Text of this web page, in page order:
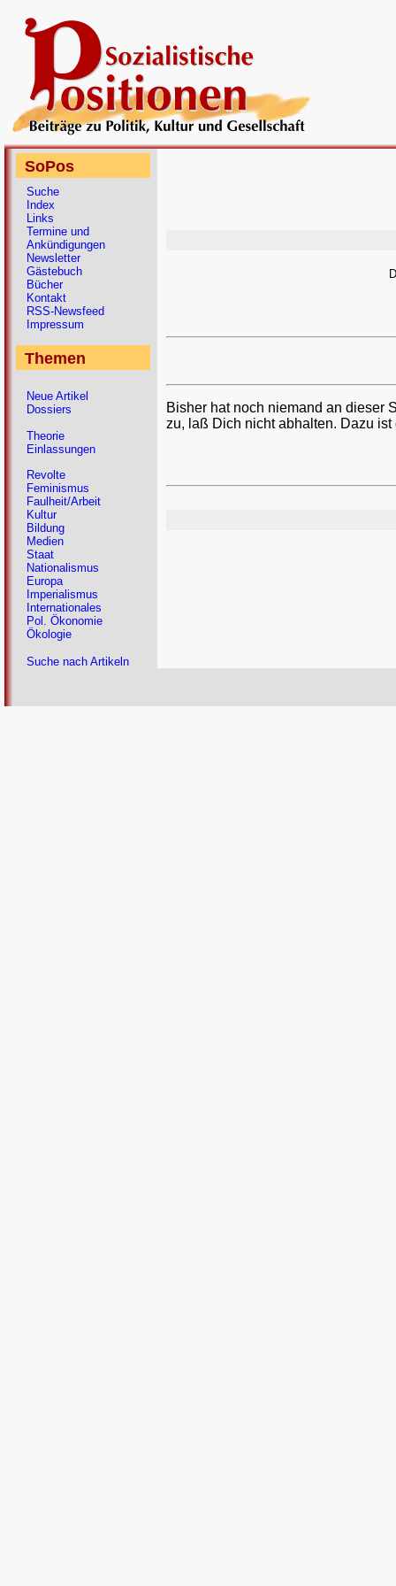
Bisher hat noch niemand an dieser
zu, laß Dich nicht abhalten. Dazu
SoPos
Suche
Index
Links
Termine und
Ankündigungen
Newsletter
Gästebuch
Bücher
Kontakt
RSS-Newsfeed
Impressum
Themen
Neue Artikel
Dossiers
Theorie
Einlassungen
Revolte
Feminismus
Faulheit/Arbeit
Kultur
Bildung
Medien
Staat
Nationalismus
Europa
Imperialismus
Internationales
Pol. Ökonomie
Ökologie
Suche nach Artikeln